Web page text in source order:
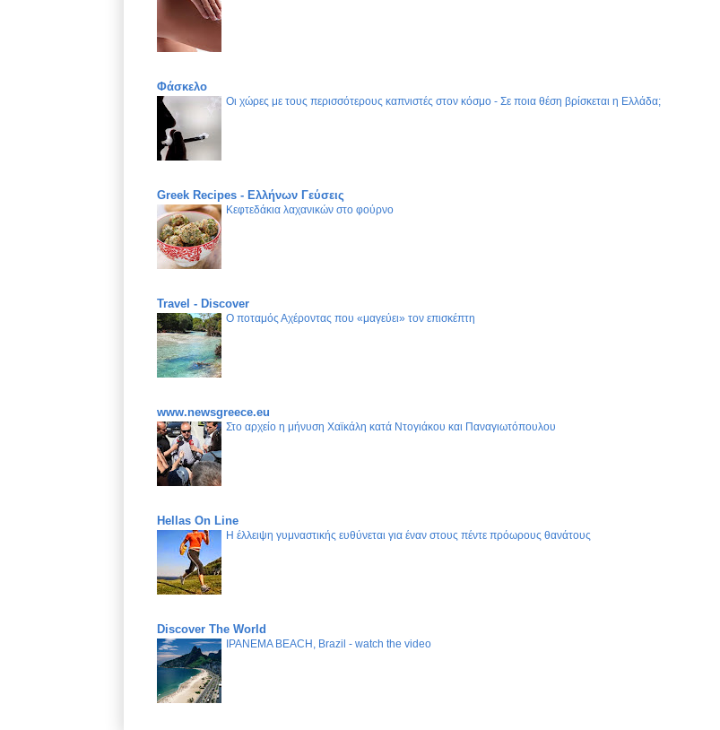
Φάσκελο
Οι χώρες με τους περισσότερους καπνιστές στον κόσμο - Σε ποια θέση βρίσκεται η Ελλάδα;
Greek Recipes - Ελλήνων Γεύσεις
Κεφτεδάκια λαχανικών στο φούρνο
Travel - Discover
Ο ποταμός Αχέροντας που «μαγεύει» τον επισκέπτη
www.newsgreece.eu
Στο αρχείο η μήνυση Χαϊκάλη κατά Ντογιάκου και Παναγιωτόπουλου
Hellas On Line
Η έλλειψη γυμναστικής ευθύνεται για έναν στους πέντε πρόωρους θανάτους
Discover The World
IPANEMA BEACH, Brazil - watch the video